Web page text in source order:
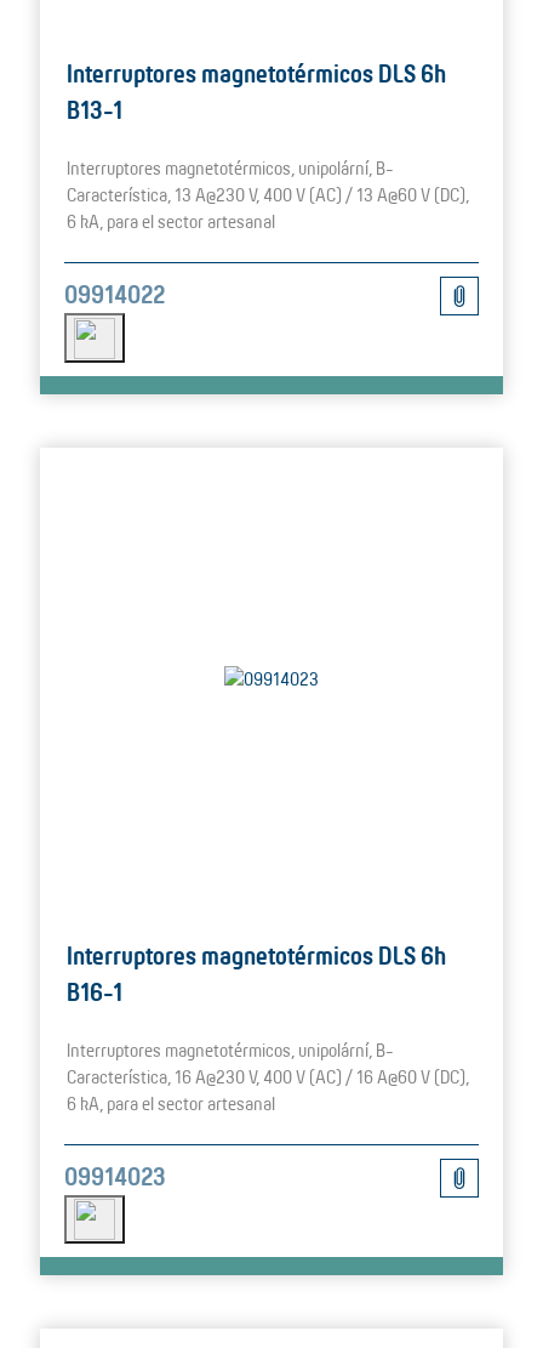
Interruptores magnetotérmicos DLS 6h
B13-1
Interruptores magnetotérmicos, unipolární, B-
Característica, 13 A@230 V, 400 V (AC) / 13 A@60 V (DC),
6 kA, para el sector artesanal
09914022
Interruptores magnetotérmicos DLS 6h
B16-1
Interruptores magnetotérmicos, unipolární, B-
Característica, 16 A@230 V, 400 V (AC) / 16 A@60 V (DC),
6 kA, para el sector artesanal
09914023